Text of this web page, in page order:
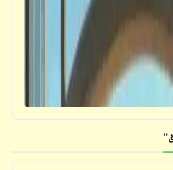
والشباب
| الجنِّيان الصغيران